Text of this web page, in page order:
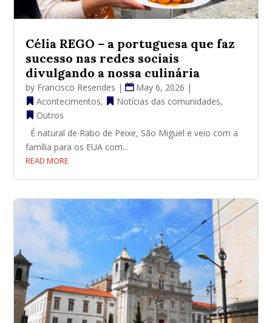
Célia REGO – a portuguesa que faz
sucesso nas redes sociais
divulgando a nossa culinária
by Francisco Resendes | May 6, 2026 |
Acontecimentos, Notícias das comunidades,
Outros
É natural de Rabo de Peixe, São Miguel e veio com a
família para os EUA com...
READ MORE